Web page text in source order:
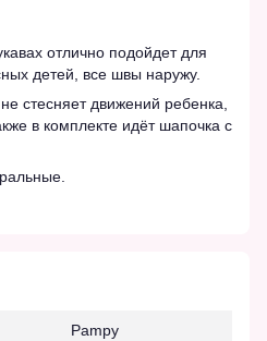
отлично подойдет для
детей, все швы наружу.
стесняет движений ребенка,
в комплекте идёт шапочка с
Pampy